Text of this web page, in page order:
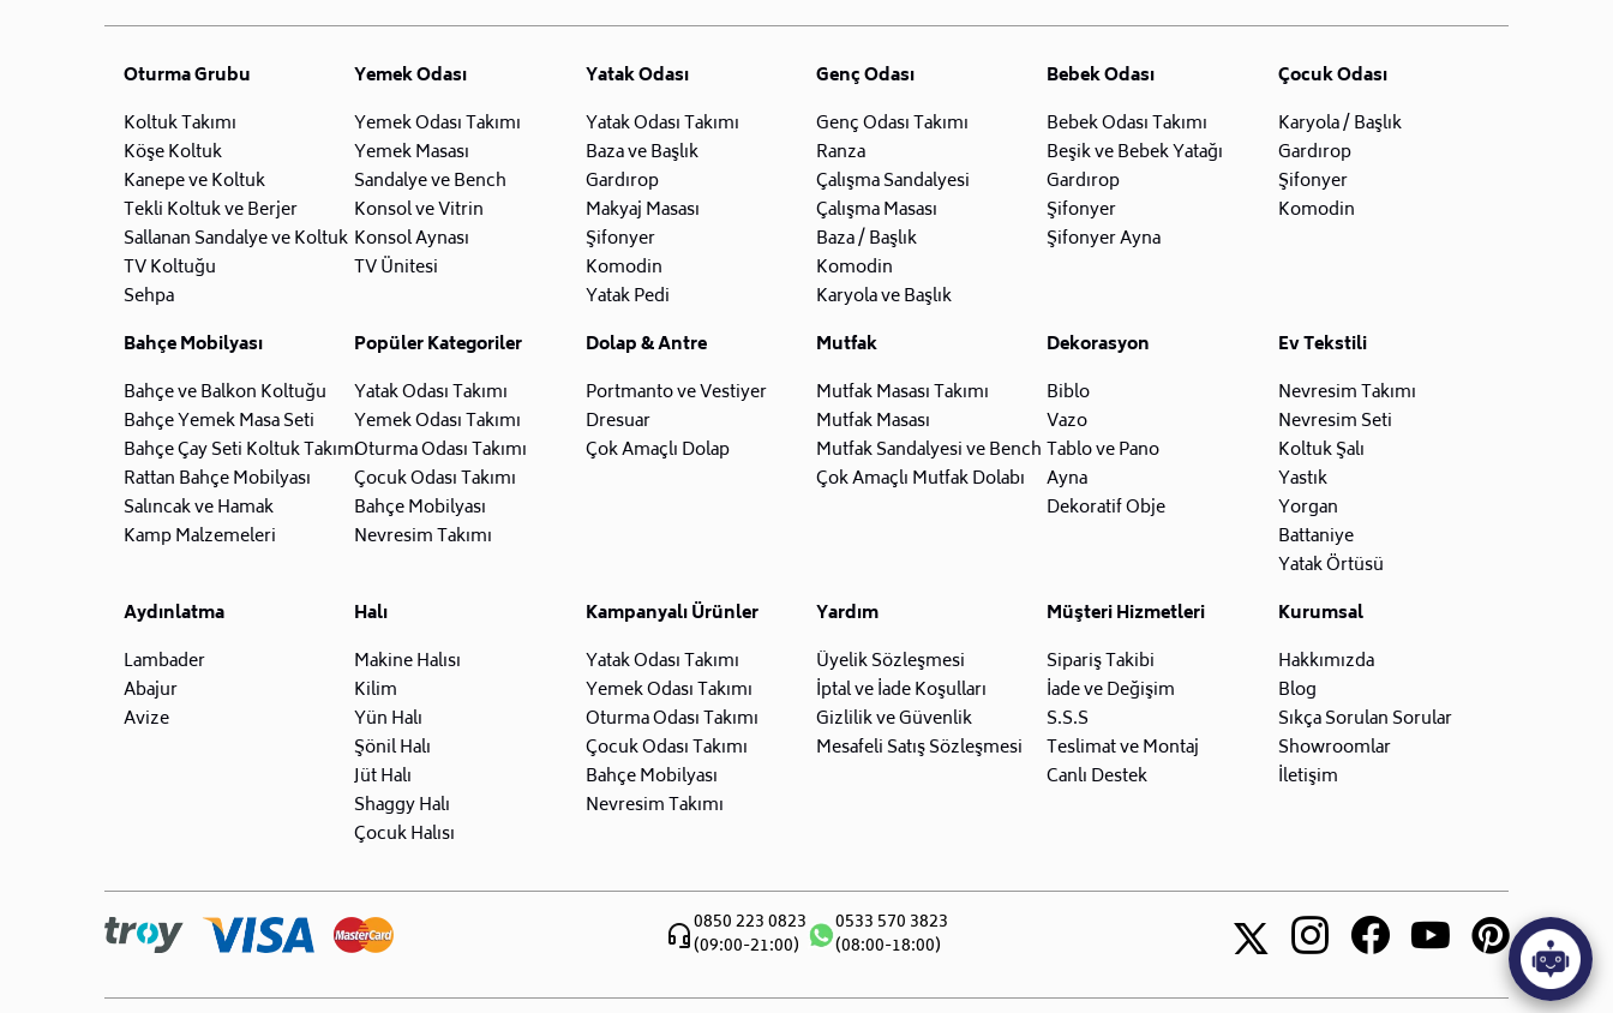
Oturma Grubu
Koltuk Takımı
Köşe Koltuk
Kanepe ve Koltuk
Tekli Koltuk ve Berjer
Sallanan Sandalye ve Koltuk
TV Koltuğu
Sehpa
Yemek Odası
Yemek Odası Takımı
Yemek Masası
Sandalye ve Bench
Konsol ve Vitrin
Konsol Aynası
TV Ünitesi
Yatak Odası
Yatak Odası Takımı
Baza ve Başlık
Gardırop
Makyaj Masası
Şifonyer
Komodin
Yatak Pedi
Genç Odası
Genç Odası Takımı
Ranza
Çalışma Sandalyesi
Çalışma Masası
Baza / Başlık
Komodin
Karyola ve Başlık
Bebek Odası
Bebek Odası Takımı
Beşik ve Bebek Yatağı
Gardırop
Şifonyer
Şifonyer Ayna
Çocuk Odası
Karyola / Başlık
Gardırop
Şifonyer
Komodin
Bahçe Mobilyası
Bahçe ve Balkon Koltuğu
Bahçe Yemek Masa Seti
Bahçe Çay Seti Koltuk Takımı
Rattan Bahçe Mobilyası
Salıncak ve Hamak
Kamp Malzemeleri
Popüler Kategoriler
Yatak Odası Takımı
Yemek Odası Takımı
Oturma Odası Takımı
Çocuk Odası Takımı
Bahçe Mobilyası
Nevresim Takımı
Dolap & Antre
Portmanto ve Vestiyer
Dresuar
Çok Amaçlı Dolap
Mutfak
Mutfak Masası Takımı
Mutfak Masası
Mutfak Sandalyesi ve Bench
Çok Amaçlı Mutfak Dolabı
Dekorasyon
Biblo
Vazo
Tablo ve Pano
Ayna
Dekoratif Obje
Ev Tekstili
Nevresim Takımı
Nevresim Seti
Koltuk Şalı
Yastık
Yorgan
Battaniye
Yatak Örtüsü
Aydınlatma
Lambader
Abajur
Avize
Halı
Makine Halısı
Kilim
Yün Halı
Şönil Halı
Jüt Halı
Shaggy Halı
Çocuk Halısı
Kampanyalı Ürünler
Yatak Odası Takımı
Yemek Odası Takımı
Oturma Odası Takımı
Çocuk Odası Takımı
Bahçe Mobilyası
Nevresim Takımı
Yardım
Üyelik Sözleşmesi
İptal ve İade Koşulları
Gizlilik ve Güvenlik
Mesafeli Satış Sözleşmesi
Müşteri Hizmetleri
Sipariş Takibi
İade ve Değişim
S.S.S
Teslimat ve Montaj
Canlı Destek
Kurumsal
Hakkımızda
Blog
Sıkça Sorulan Sorular
Showroomlar
İletişim
0850 223 0823
(09:00-21:00)
0533 570 3823
(08:00-18:00)